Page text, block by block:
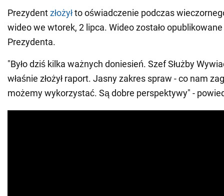
Prezydentzłożyłto oświadczenie podczas
wideo we wtorek, 2 lipca. Wideo zostało
Prezydenta.
"Było dziś kilka ważnych doniesień. Szef Służby
właśnie złożył raport. Jasny zakres spraw - co nam
możemy wykorzystać. Są dobre perspektywy" -